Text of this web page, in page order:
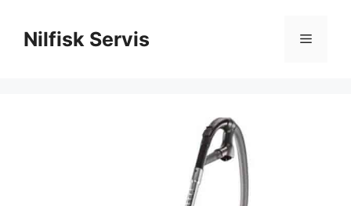
Nilfisk Servis Menü